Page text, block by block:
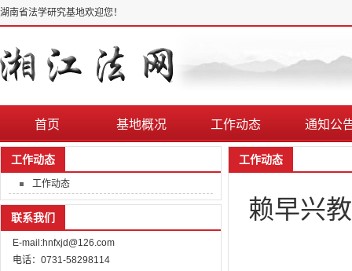
湖南省法学研究基地欢迎您！
首页 基地概况 工作动态 通知公
工作动态
工作动态
联系我们
E-mail:hnfxjd@126.com
电话：0731-58298114
工作动态
赖早兴